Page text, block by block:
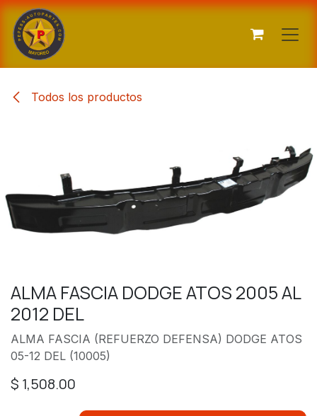
Ir al contenido
Todos los productos
ALMA FASCIA DODGE ATOS 2005 AL
2012 DEL
ALMA FASCIA (REFUERZO DEFENSA) DODGE ATOS
05-12 DEL (10005)
$ 1,508.00